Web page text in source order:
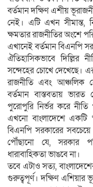
বর্তমান দক্ষিণ এশীয়
নেই। এটি এখন সীমান্ত,
ক্ষমতার রাজনীতির অংশে
এখানেই বর্তমান বিএনপি
ঐতিহাসিকভাবে দিল্লির
সন্দেহের চোখে দেখেছে।
রাজনীতি এবং আঞ্চলিক
বর্তমান বাস্তবতায়
পুরোপুরি নির্ভর করে নীতি
এখনো বাংলাদেশে
বিএনপি সরকারের
পৌঁছানো যে, সরকার
ধারাবাহিকতা ভাঙবে না।
তবে এটাও সত্য,
গুরুত্বপূর্ণ। দক্ষিণ এশিয়ার